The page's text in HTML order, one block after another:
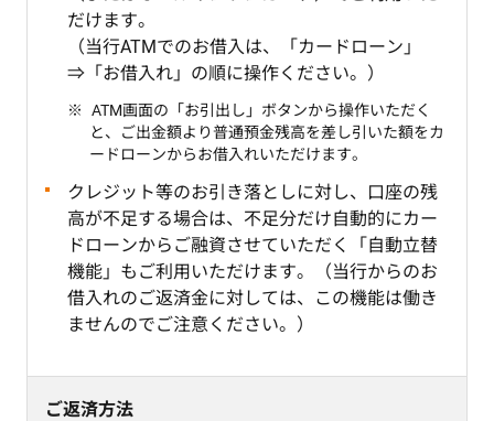
だけます。
（当行ATMでのお借入は、「カードローン」
⇒「お借入れ」の順に操作ください。）
ATM画面の「お引出し」ボタンから操作いただく
と、ご出金額より普通預金残高を差し引いた額をカ
ードローンからお借入れいただけます。
クレジット等のお引き落としに対し、口座の残
高が不足する場合は、不足分だけ自動的にカー
ドローンからご融資させていただく「自動立替
機能」もご利用いただけます。（当行からのお
借入れのご返済金に対しては、この機能は働き
ませんのでご注意ください。）
ご返済方法